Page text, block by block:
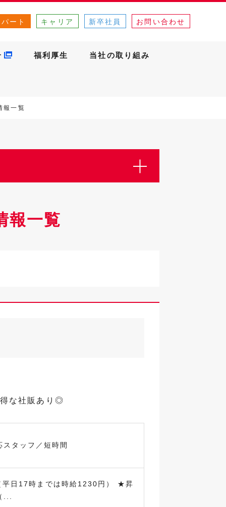
ート キャリア 新卒社員 お問い合わせ
福利厚生 当社の取り組み
報一覧
報一覧
な社販あり◎
タッフ／短時間
日17時までは時給1230円） ★昇
...